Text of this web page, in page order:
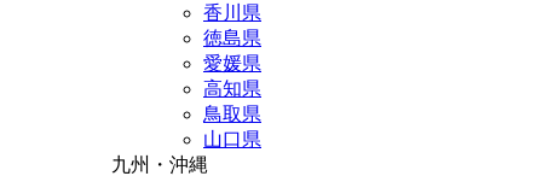
香川県
徳島県
愛媛県
高知県
鳥取県
山口県
九州・沖縄